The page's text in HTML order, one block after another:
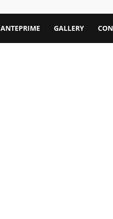
ANTEPRIME GALLERY